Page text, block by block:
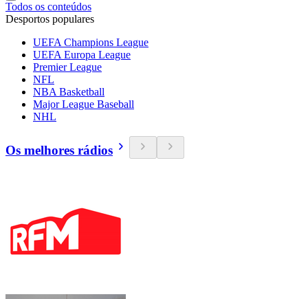
Todos os conteúdos
Desportos populares
UEFA Champions League
UEFA Europa League
Premier League
NFL
NBA Basketball
Major League Baseball
NHL
Os melhores rádios